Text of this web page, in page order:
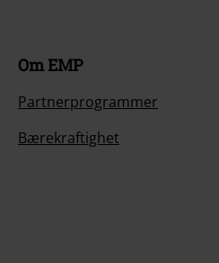
Om EMP
Partnerprogrammer
Bærekraftighet